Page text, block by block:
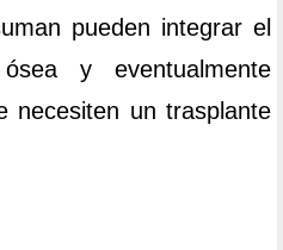
pueden integrar el
y eventualmente
necesiten un trasplante